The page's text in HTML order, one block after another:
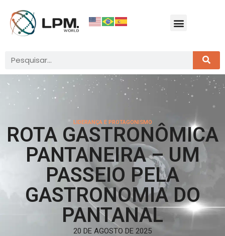
LIDERANÇA E PROTAGONISMO
ROTA GASTRONÔMICA
PANTANEIRA – UM
PASSEIO PELA
GASTRONOMIA DO
PANTANAL
20 DE AGOSTO DE 2025